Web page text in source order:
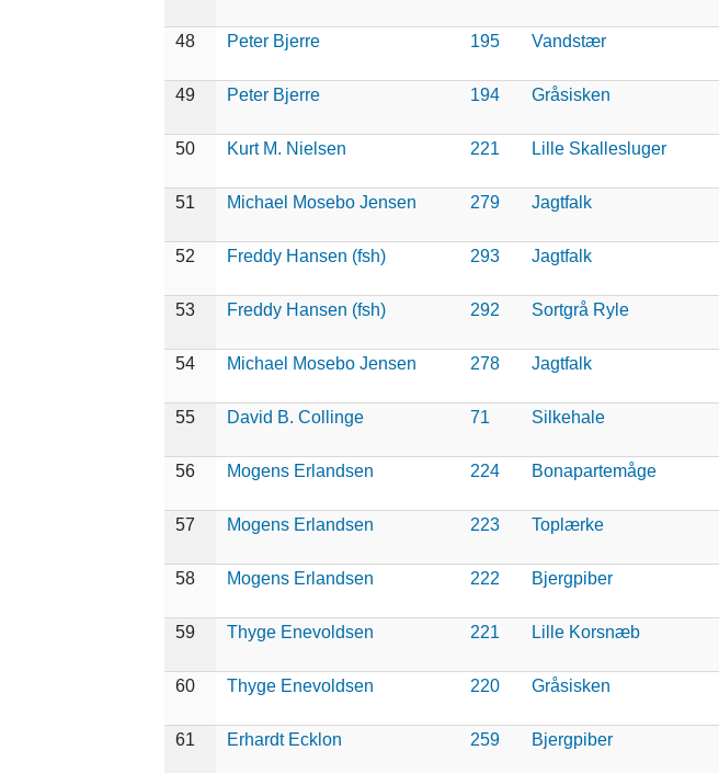
48
Peter Bjerre 195 Vandstær
49
Peter Bjerre 194 Gråsisken
50
Kurt M. Nielsen 221 Lille Skallesluger
51
Michael Mosebo Jensen 279 Jagtfalk
52
Freddy Hansen (fsh) 293 Jagtfalk
53
Freddy Hansen (fsh) 292 Sortgrå Ryle
54
Michael Mosebo Jensen 278 Jagtfalk
55
David B. Collinge 71 Silkehale
56
Mogens Erlandsen 224 Bonapartemåge
57
Mogens Erlandsen 223 Toplærke
58
Mogens Erlandsen 222 Bjergpiber
59
Thyge Enevoldsen 221 Lille Korsnæb
60
Thyge Enevoldsen 220 Gråsisken
61
Erhardt Ecklon 259 Bjergpiber